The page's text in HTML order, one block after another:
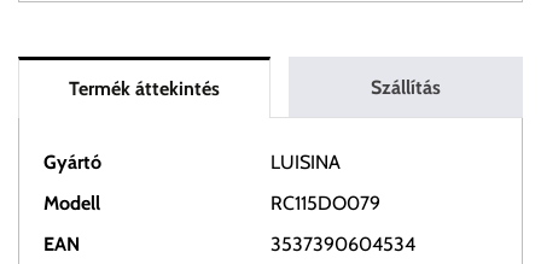
Termék áttekintés Szállítás
Gyártó
LUISINA
Modell
RC115DO079
EAN
3537390604534